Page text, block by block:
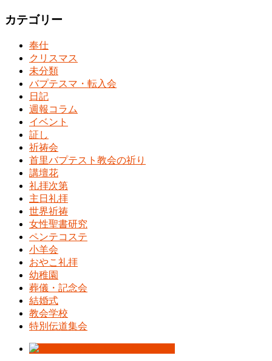
カテゴリー
奉仕
クリスマス
未分類
バプテスマ・転入会
日記
週報コラム
イベント
証し
祈祷会
首里バプテスト教会の祈り
講壇花
礼拝次第
主日礼拝
世界祈祷
女性聖書研究
ペンテコステ
小羊会
おやこ礼拝
幼稚園
葬儀・記念会
結婚式
教会学校
特別伝道集会